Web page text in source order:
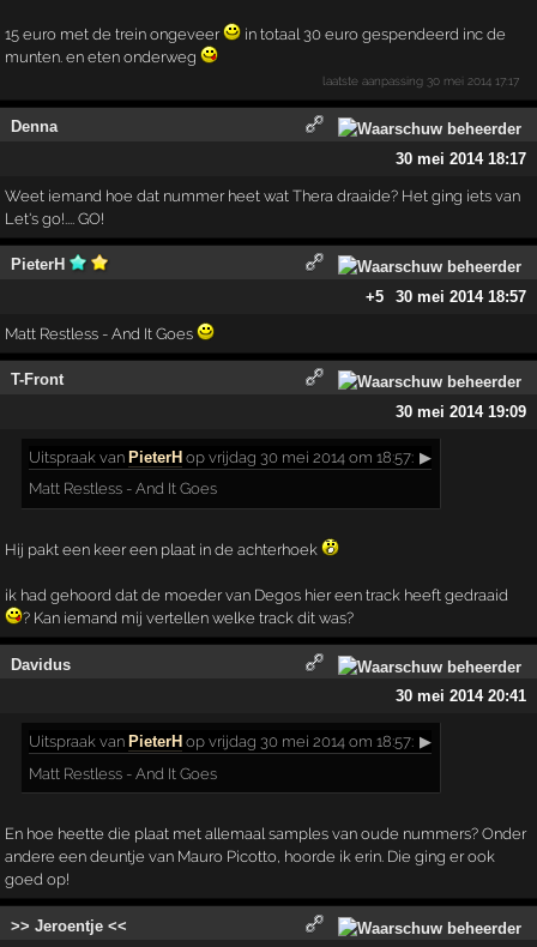
15 euro met de trein ongeveer
in totaal 30 euro gespendeerd inc de
munten. en eten onderweg
laatste aanpassing 30 mei 2014 17:17
Denna
30 mei 2014 18:17
Weet iemand hoe dat nummer heet wat Thera draaide? Het ging iets van
Let's go!.... GO!
PieterH
+5
30 mei 2014 18:57
Matt Restless - And It Goes
T-Front
30 mei 2014 19:09
Uitspraak van PieterH op vrijdag 30 mei 2014 om 18:57: ▶
Matt Restless - And It Goes
Hij pakt een keer een plaat in de achterhoek
ik had gehoord dat de moeder van Degos hier een track heeft gedraaid
? Kan iemand mij vertellen welke track dit was?
Davidus
30 mei 2014 20:41
Uitspraak van PieterH op vrijdag 30 mei 2014 om 18:57: ▶
Matt Restless - And It Goes
En hoe heette die plaat met allemaal samples van oude nummers? Onder
andere een deuntje van Mauro Picotto, hoorde ik erin. Die ging er ook
goed op!
>> Jeroentje <<